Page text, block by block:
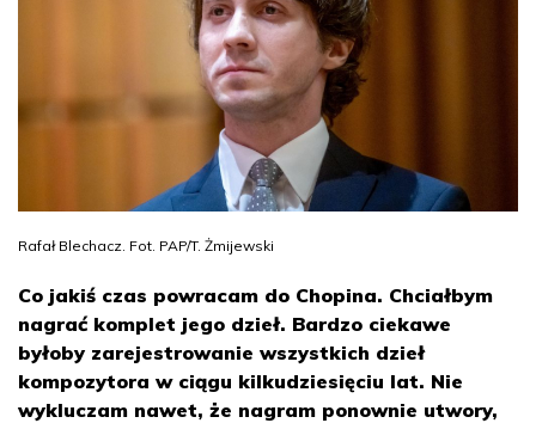
Rafał Blechacz. Fot. PAP/T. Żmijewski
Co jakiś czas powracam do Chopina. Chciałbym
nagrać komplet jego dzieł. Bardzo ciekawe
byłoby zarejestrowanie wszystkich dzieł
kompozytora w ciągu kilkudziesięciu lat. Nie
wykluczam nawet, że nagram ponownie utwory,